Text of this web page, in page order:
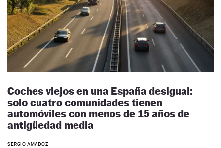
Coches viejos en una España desigual:
solo cuatro comunidades tienen
automóviles con menos de 15 años de
antigüedad media
SERGIO AMADOZ